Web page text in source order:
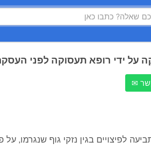
על ידי רופא תעסוקה לפני
✉
לפיצויים בגין נזקי גוף שנגרמו, על